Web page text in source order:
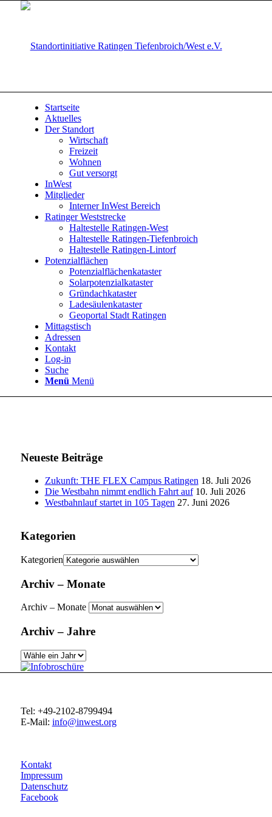
Startseite
Aktuelles
Der Standort
Wirtschaft
Freizeit
Wohnen
Gut versorgt
InWest
Mitglieder
Interner InWest Bereich
Ratinger Weststrecke
Haltestelle Ratingen-West
Haltestelle Ratingen-Tiefenbroich
Haltestelle Ratingen-Lintorf
Potenzialflächen
Potenzialflächenkataster
Solarpotenzialkataster
Gründachkataster
Ladesäulenkataster
Geoportal Stadt Ratingen
Mittagstisch
Adressen
Kontakt
Log-in
Suche
Menü Menü
Neueste Beiträge
Zukunft: THE FLEX Campus Ratingen 18. Juli 2026
Die Westbahn nimmt endlich Fahrt auf 10. Juli 2026
Westbahnlauf startet in 105 Tagen 27. Juni 2026
Kategorien
Kategorien
Archiv – Monate
Archiv – Monate
Archiv – Jahre
Tel: +49-2102-8799494
E-Mail: info@inwest.org
Kontakt
Impressum
Datenschutz
Facebook